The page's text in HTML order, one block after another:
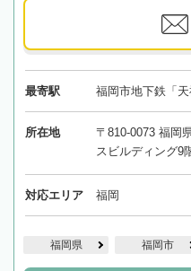
最寄駅 福岡市地下鉄「
所在地
〒810-0073 福岡
スビルディング9
対応エリア 福岡
福岡県 福岡市